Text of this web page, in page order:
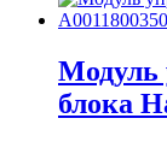
Модуль
блока